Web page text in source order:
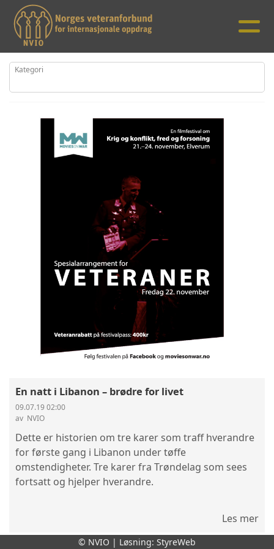
Kategori
En natt i Libanon – brødre for livet
09.07.19 02:00
av ‎ NVIO
Dette er historien om tre karer som traff hverandre
for første gang i Libanon under tøffe
omstendigheter. Tre karer fra Trøndelag som sees
fortsatt og hjelper hverandre.
Les mer
© NVIO | Løsning: StyreWeb